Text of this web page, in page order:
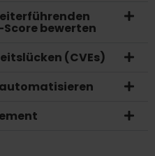
bewerten
(CVEs)